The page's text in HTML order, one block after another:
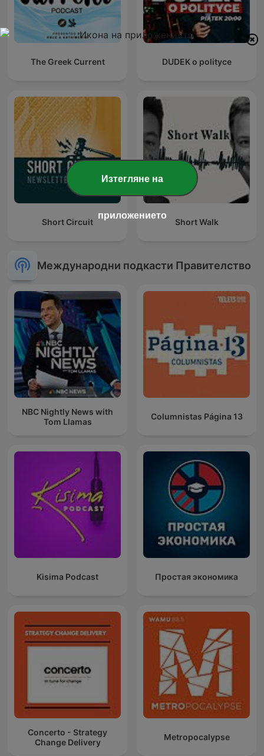
The Greek Current DUDEK o polityce
Short Circuit Short Walk
Международни подкасти Правителство
NBC Nightly News with
Tom Llamas
Columnistas Página 13
Kisima Podcast Простая экономика
Concerto - Strategy
Change Delivery
Metropocalypse
Изтегляне на
приложението